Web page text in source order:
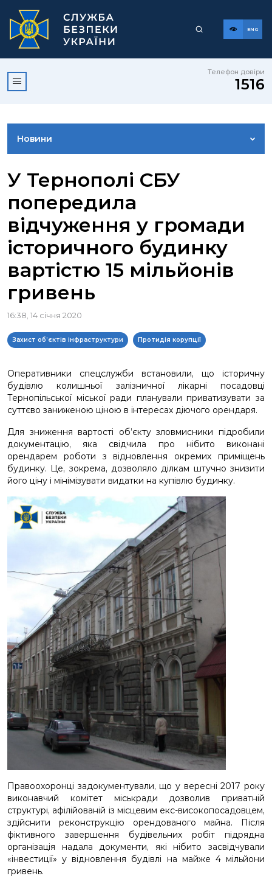
ENG
Телефон довіри
1516
Новини
ВІДЕОГАЛЕРЕЯ
КОНТАКТИ ПРЕСЦЕНТРУ
У Тернополі СБУ
попередила
відчуження у громади
історичного будинку
вартістю 15 мільйонів
гривень
16:38, 14 січня 2020
Захист об’єктів інфраструктури Протидія корупції
Оперативники спецслужби встановили, що історичну
будівлю колишньої залізничної лікарні посадовці
Тернопільської міської ради планували приватизувати за
суттєво заниженою ціною в інтересах діючого орендаря.
Для зниження вартості об’єкту зловмисники підробили
документацію, яка свідчила про нібито виконані
орендарем роботи з відновлення окремих приміщень
будинку. Це, зокрема, дозволяло ділкам штучно знизити
його ціну і мінімізувати видатки на купівлю будинку.
Правоохоронці задокументували, що у вересні 2017 року
виконавчий комітет міськради дозволив приватній
структурі, афілійованій із місцевим екс-високопосадовцем,
здійснити реконструкцію орендованого майна. Після
фіктивного завершення будівельних робіт підрядна
організація надала документи, які нібито засвідчували
«інвестиції» у відновлення будівлі на майже 4 мільйони
гривень.